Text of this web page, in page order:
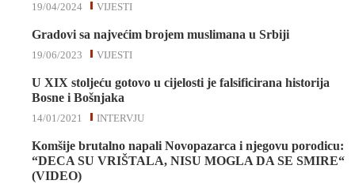
VIJESTI
19/04/2024
Gradovi sa najvećim brojem muslimana u Srbiji
VIJESTI
19/06/2023
U XIX stoljeću gotovo u cijelosti je falsificirana historija
Bosne i Bošnjaka
INTERVJU
14/01/2021
Komšije brutalno napali Novopazarca i njegovu porodicu:
“DECA SU VRIŠTALA, NISU MOGLA DA SE SMIRE“
(VIDEO)